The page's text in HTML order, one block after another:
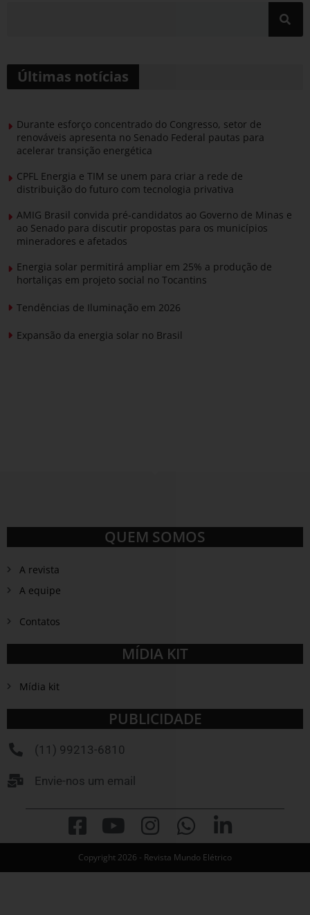
Últimas notícias
Durante esforço concentrado do Congresso, setor de
renováveis apresenta no Senado Federal pautas para
acelerar transição energética
CPFL Energia e TIM se unem para criar a rede de
distribuição do futuro com tecnologia privativa
AMIG Brasil convida pré-candidatos ao Governo de Minas e
ao Senado para discutir propostas para os municípios
mineradores e afetados
Energia solar permitirá ampliar em 25% a produção de
hortaliças em projeto social no Tocantins
Tendências de Iluminação em 2026
Expansão da energia solar no Brasil
QUEM SOMOS
A revista
A equipe
Contatos
MÍDIA KIT
Mídia kit
PUBLICIDADE
(11) 99213-6810
Envie-nos um email
Copyright 2026 - Revista Mundo Elétrico